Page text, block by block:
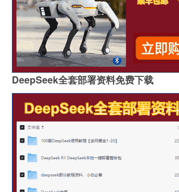
DeepSeek全套部署资料免费下载